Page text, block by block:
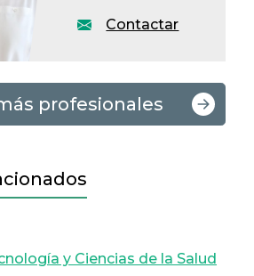
Contactar
profesionales
y Ciencias de la Salud